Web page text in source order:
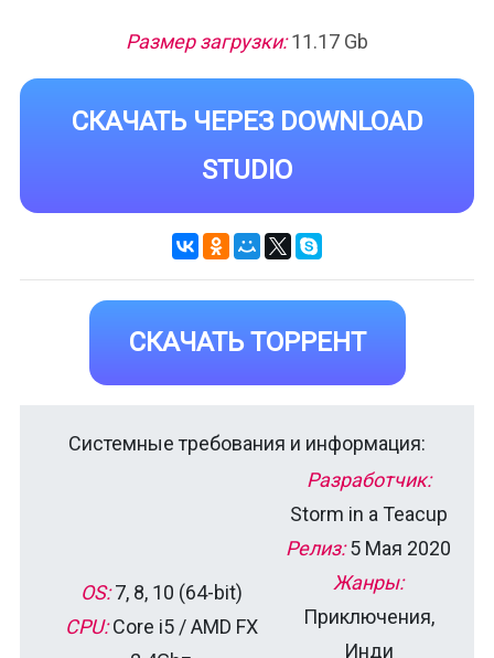
Размер загрузки:11.17 Gb
СКАЧАТЬ ЧЕРЕЗ DOWNLOAD
STUDIO
СКАЧАТЬ ТОРРЕНТ
Системные требования и информация:
OS:7, 8, 10 (64-bit)
CPU:Core i5 / AMD FX
Разработчик:
Storm in a Teacup
Релиз:5 Мая 2020
Жанры:
Приключения,
Инди